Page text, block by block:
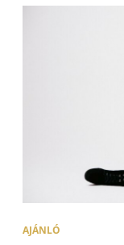
AJÁNLÓ